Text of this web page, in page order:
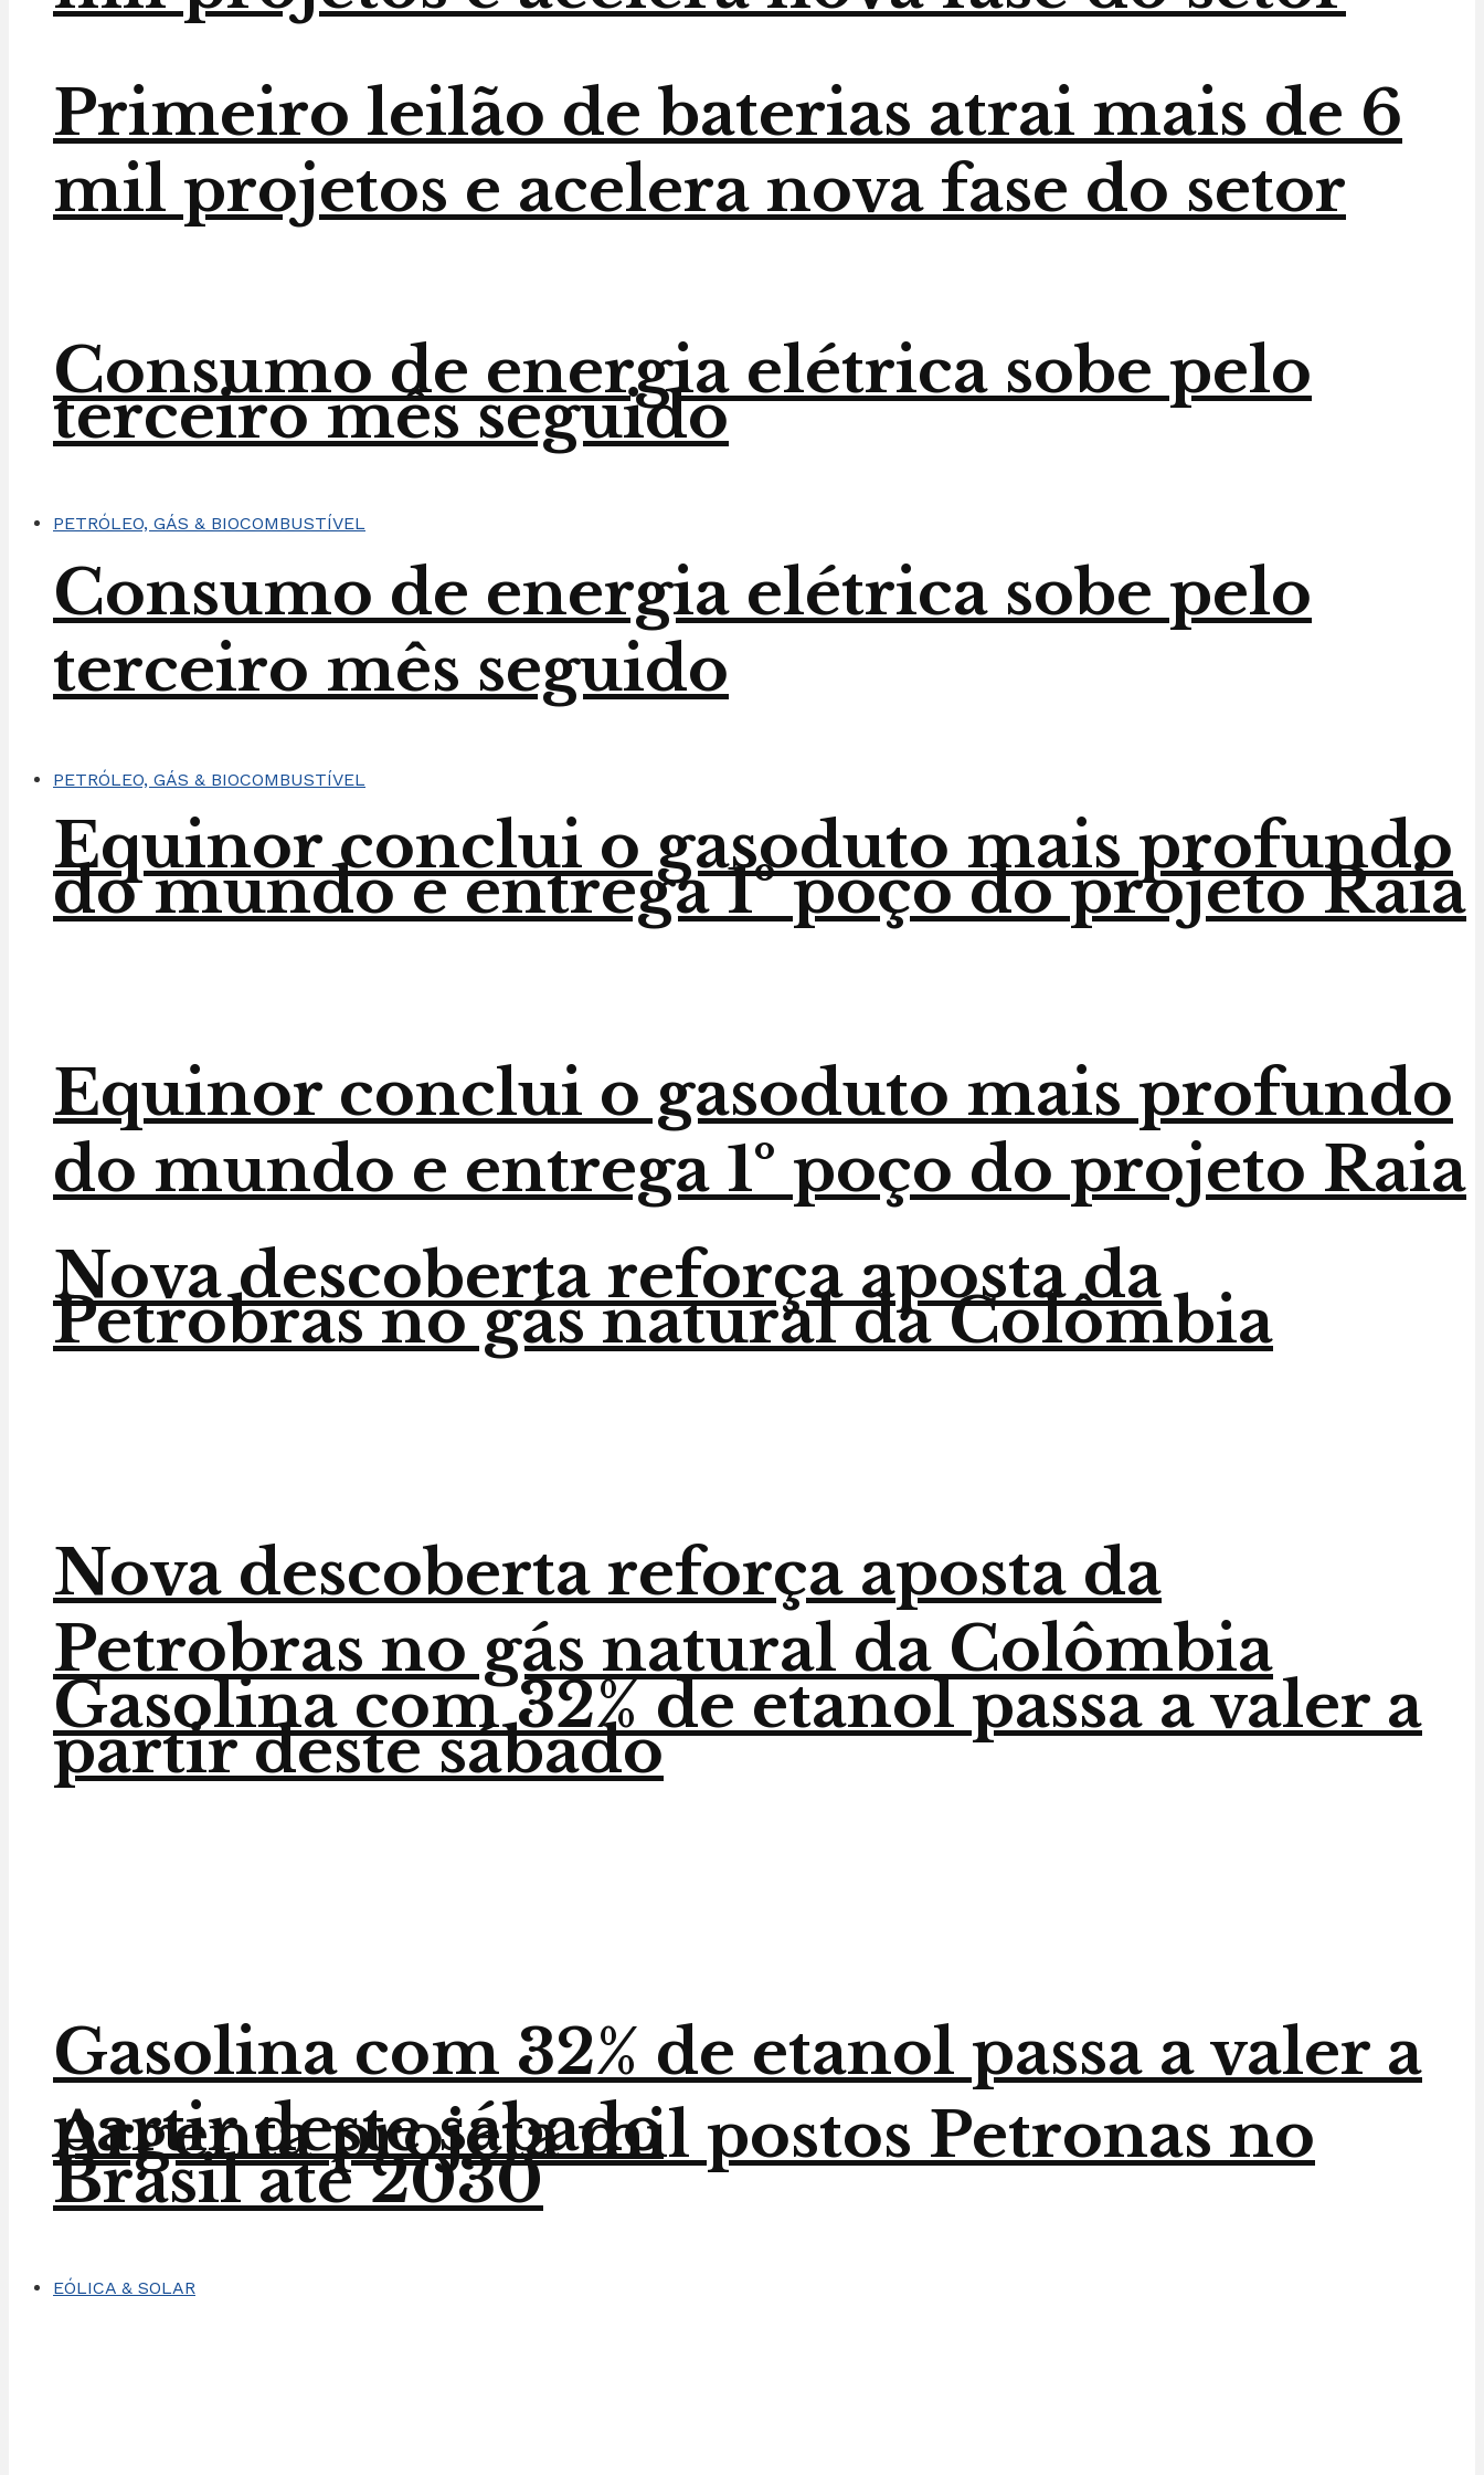
Consumo de energia elétrica sobe pelo
terceiro mês seguido
PETRÓLEO, GÁS & BIOCOMBUSTÍVEL
Equinor conclui o gasoduto mais profundo
do mundo e entrega 1º poço do projeto Raia
Nova descoberta reforça aposta da
Petrobras no gás natural da Colômbia
Gasolina com 32% de etanol passa a valer a
partir deste sábado
Argenta projeta mil postos Petronas no
Brasil até 2030
EÓLICA & SOLAR
Primeiro leilão de baterias atrai mais de 6
mil projetos e acelera nova fase do setor
Consumo de energia elétrica sobe pelo
terceiro mês seguido
PETRÓLEO, GÁS & BIOCOMBUSTÍVEL
Equinor conclui o gasoduto mais profundo
do mundo e entrega 1º poço do projeto Raia
Nova descoberta reforça aposta da
Petrobras no gás natural da Colômbia
Gasolina com 32% de etanol passa a valer a
partir deste sábado